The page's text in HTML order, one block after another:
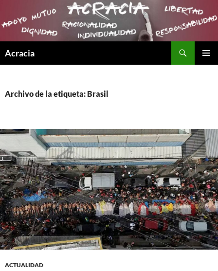
Acracia
Archivo de la etiqueta: Brasil
ACTUALIDAD